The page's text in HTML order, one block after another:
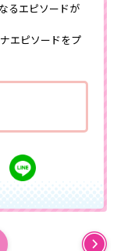
るエピソードが
エピソードをプ